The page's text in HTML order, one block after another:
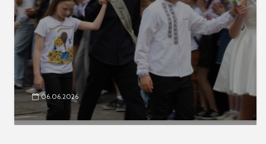
06.06.2026